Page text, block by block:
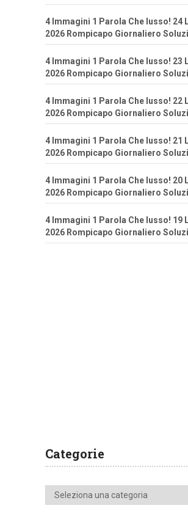
4 Immagini 1 Parola Che lusso! 24
2026 Rompicapo Giornaliero
4 Immagini 1 Parola Che lusso! 23
2026 Rompicapo Giornaliero
4 Immagini 1 Parola Che lusso! 22
2026 Rompicapo Giornaliero
4 Immagini 1 Parola Che lusso! 21
2026 Rompicapo Giornaliero
4 Immagini 1 Parola Che lusso! 20
2026 Rompicapo Giornaliero
4 Immagini 1 Parola Che lusso! 19
2026 Rompicapo Giornaliero
Categorie
Categorie